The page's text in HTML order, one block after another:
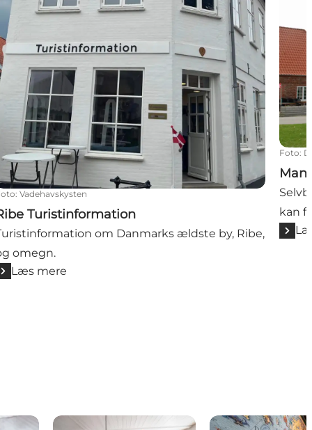
: Vadehavskysten
Turistinformation
om Danmarks ældste by, Ribe,
omegn.
Læs mere
Foto:
kan